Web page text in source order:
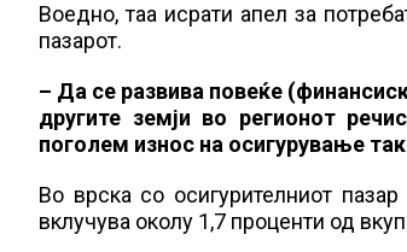
Воедно, таа исрати апел за
пазарот.
– Да се развива повеќе
другите земји во регионот
поголем износ на осигурување
Во врска со осигурителниот
вклучува околу 1,7 проценти од